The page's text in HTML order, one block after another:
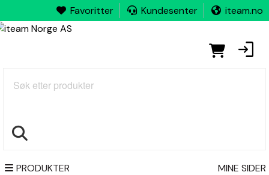
Favoritter Kundesenter iteam.no
Søk
PRODUKTER MINE SIDER